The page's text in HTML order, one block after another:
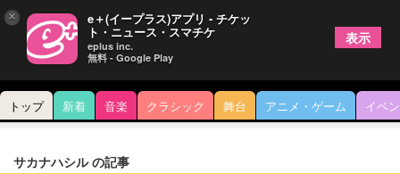
トップ 新着 音楽 クラシック 舞台 アニメ・ゲーム イベ
サカナハシル の記事
× e＋(イープラス)アプリ - チケッ
ト・ニュース・スマチケ
eplus inc.
無料 - Google Play
表示